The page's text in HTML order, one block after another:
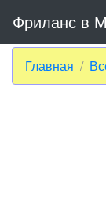
Фриланс в
Главная